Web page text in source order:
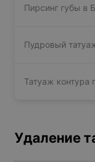
Пирсинг губы в
Пудровый
Татуаж контура
Удаление